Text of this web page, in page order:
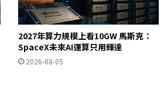
2027年算力規模上看10GW 馬斯克：
SpaceX未來AI運算只用輝達
2026-08-05